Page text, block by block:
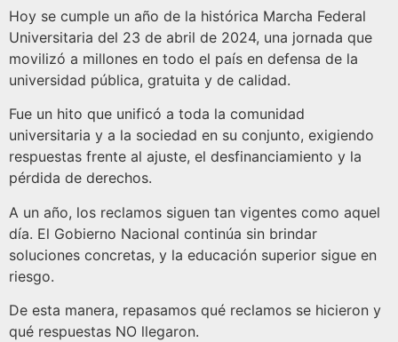
Hoy se cumple un año de la histórica Marcha Federal
Universitaria del 23 de abril de 2024, una jornada que
movilizó a millones en todo el país en defensa de la
universidad pública, gratuita y de calidad.
Fue un hito que unificó a toda la comunidad
universitaria y a la sociedad en su conjunto, exigiendo
respuestas frente al ajuste, el desfinanciamiento y la
pérdida de derechos.
A un año, los reclamos siguen tan vigentes como aquel
día. El Gobierno Nacional continúa sin brindar
soluciones concretas, y la educación superior sigue en
riesgo.
De esta manera, repasamos qué reclamos se hicieron y
qué respuestas NO llegaron.